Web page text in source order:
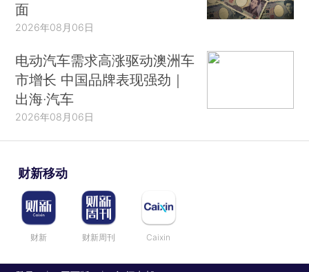
面
2026年08月06日
电动汽车需求高涨驱动澳洲车
市增长 中国品牌表现强劲｜
出海·汽车
2026年08月06日
财新移动
财新 财新周刊 Caixin